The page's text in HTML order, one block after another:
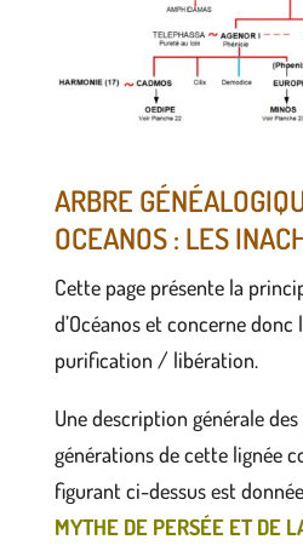
ARBRE
OCEANOS : LES
Cette page présente la
d’Océanos et concerne donc
purification / libération.
Une description générale
générations de cette lignée
figurant ci-dessus est
MYTHE DE PERSÉE ET DE